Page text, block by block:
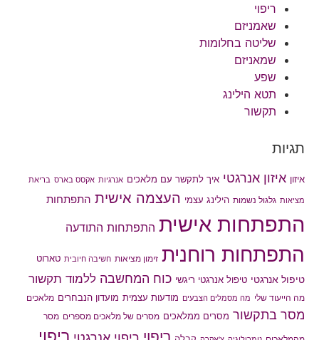
ריפוי
שאמניזם
שליטה בחלומות
שמאניזם
שפע
תטא הילינג
תקשור
תגיות
איזון איזון אנרגטי איך לתקשר עם מלאכים אנרגיות אקסס בארס בריאת
מציאות גלגול נשמות הילינג עצמי העצמה אישית התפתחות
התפתחות אישית התפתחות התודעה
התפתחות רוחנית זימון מציאות חשיבה חיובית טארוט
טיפול אנרגטי טיפול אנרגטי ריגשי כוח המחשבה ללמוד תקשור
מה הייעוד שלי מה מסמלים הצבעים מודעות עצמית מועדון הנבחרים מלאכים
מסר בתקשור מסרים ממלאכים מסרים של מלאכים מספרים מסר